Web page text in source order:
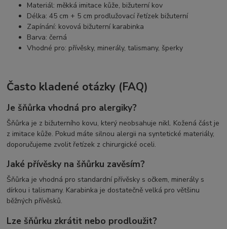
Materiál: měkká imitace kůže, bižuterní kov
Délka: 45 cm + 5 cm prodlužovací řetízek bižuterní
Zapínání: kovová bižuterní karabinka
Barva: černá
Vhodné pro: přívěsky, minerály, talismany, šperky
Často kladené otázky (FAQ)
Je šňůrka vhodná pro alergiky?
Šňůrka je z bižuterního kovu, který neobsahuje nikl. Kožená část je
z imitace kůže. Pokud máte silnou alergii na syntetické materiály,
doporučujeme zvolit řetízek z chirurgické oceli.
Jaké přívěsky na šňůrku zavěsím?
Šňůrka je vhodná pro standardní přívěsky s očkem, minerály s
dírkou i talismany. Karabinka je dostatečně velká pro většinu
běžných přívěsků.
Lze šňůrku zkrátit nebo prodloužit?